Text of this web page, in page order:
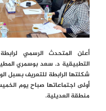
أعلن المتحدث الرسمي
التطبيقية د. سعد بوسمري
شكلتها الرابطة للتعريف بسبل
منطقة العديلية.